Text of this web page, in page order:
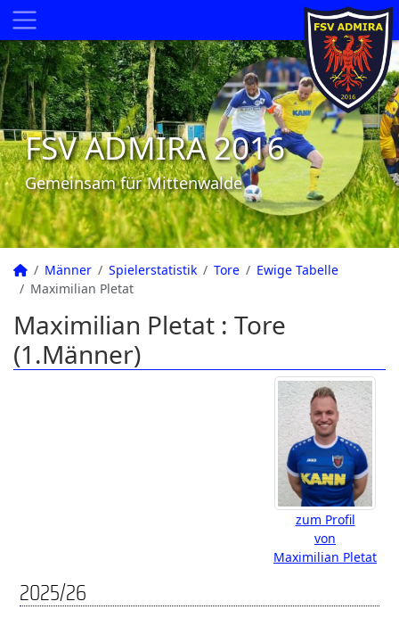
FSV ADMIRA 2016
Gemeinsam für Mittenwalde
Männer Spielerstatistik Tore
Ewige Tabelle
Maximilian Pletat
Maximilian Pletat : Tore
(1.Männer)
zum Profil
von
Maximilian Pletat
2025/26